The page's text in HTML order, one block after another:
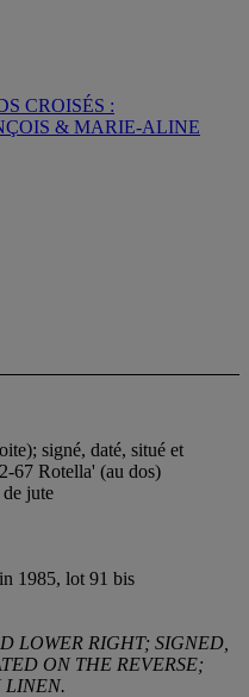
CROISÉS :
& MARIE-ALINE
signé, daté, situé et
67 Rotella' (au dos)
jute
1985, lot 91 bis
LOWER RIGHT; SIGNED,
ON THE REVERSE;
LINEN.